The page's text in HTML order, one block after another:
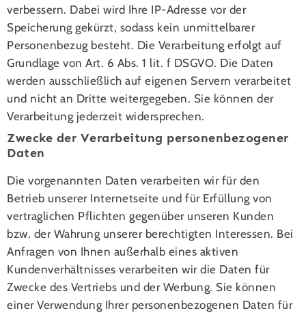
verbessern. Dabei wird Ihre IP-Adresse vor der
Speicherung gekürzt, sodass kein unmittelbarer
Personenbezug besteht. Die Verarbeitung erfolgt auf
Grundlage von Art. 6 Abs. 1 lit. f DSGVO. Die Daten
werden ausschließlich auf eigenen Servern verarbeitet
und nicht an Dritte weitergegeben. Sie können der
Verarbeitung jederzeit widersprechen.
Zwecke der Verarbeitung personenbezogener
Daten
Die vorgenannten Daten verarbeiten wir für den
Betrieb unserer Internetseite und für Erfüllung von
vertraglichen Pflichten gegenüber unseren Kunden
bzw. der Wahrung unserer berechtigten Interessen. Bei
Anfragen von Ihnen außerhalb eines aktiven
Kundenverhältnisses verarbeiten wir die Daten für
Zwecke des Vertriebs und der Werbung. Sie können
einer Verwendung Ihrer personenbezogenen Daten für